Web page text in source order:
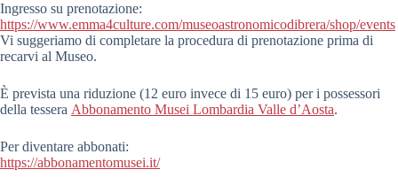
Ingresso su prenotazione:
https://www.emma4culture.com/museoastronomicodibrera/shop/events
Vi suggeriamo di completare la procedura di prenotazione prima di
recarvi al Museo.
È prevista una riduzione (12 euro invece di 15 euro) per i possessori
della tessera Abbonamento Musei Lombardia Valle d’Aosta.
Per diventare abbonati:
https://abbonamentomusei.it/